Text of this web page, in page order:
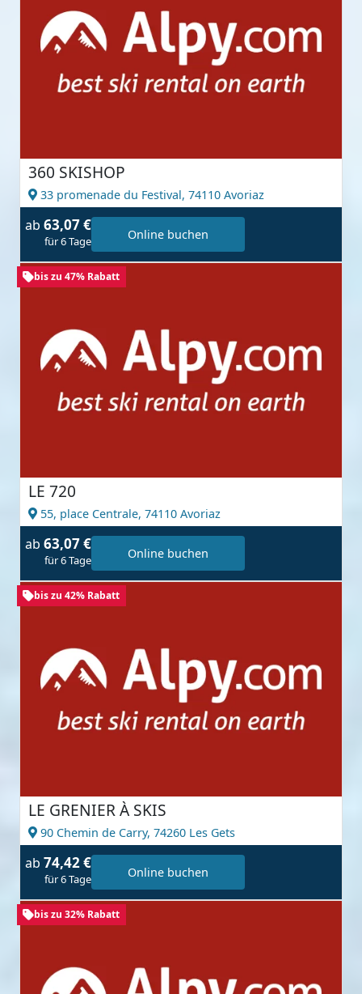
360 SKISHOP
33 promenade du Festival, 74110 Avoriaz
ab 63,07 €
für 6 Tage Online buchen
bis zu 47% Rabatt
LE 720
55, place Centrale, 74110 Avoriaz
ab 63,07 €
für 6 Tage Online buchen
bis zu 42% Rabatt
LE GRENIER À SKIS
90 Chemin de Carry, 74260 Les Gets
ab 74,42 €
für 6 Tage Online buchen
bis zu 32% Rabatt